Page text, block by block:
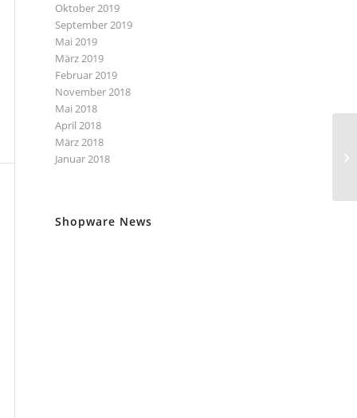
Oktober 2019
September 2019
Mai 2019
März 2019
Februar 2019
November 2018
Mai 2018
April 2018
März 2018
Januar 2018
Shopware News